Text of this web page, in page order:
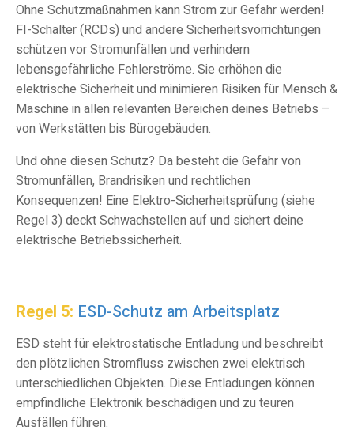
Ohne Schutzmaßnahmen kann Strom zur Gefahr werden!
FI-Schalter (RCDs) und andere Sicherheitsvorrichtungen
schützen vor Stromunfällen und verhindern
lebensgefährliche Fehlerströme. Sie erhöhen die
elektrische Sicherheit und minimieren Risiken für Mensch &
Maschine in allen relevanten Bereichen deines Betriebs –
von Werkstätten bis Bürogebäuden.
Und ohne diesen Schutz? Da besteht die Gefahr von
Stromunfällen, Brandrisiken und rechtlichen
Konsequenzen! Eine Elektro-Sicherheitsprüfung (siehe
Regel 3) deckt Schwachstellen auf und sichert deine
elektrische Betriebssicherheit.
Regel 5: ESD-Schutz am Arbeitsplatz
ESD steht für elektrostatische Entladung und beschreibt
den plötzlichen Stromfluss zwischen zwei elektrisch
unterschiedlichen Objekten. Diese Entladungen können
empfindliche Elektronik beschädigen und zu teuren
Ausfällen führen.